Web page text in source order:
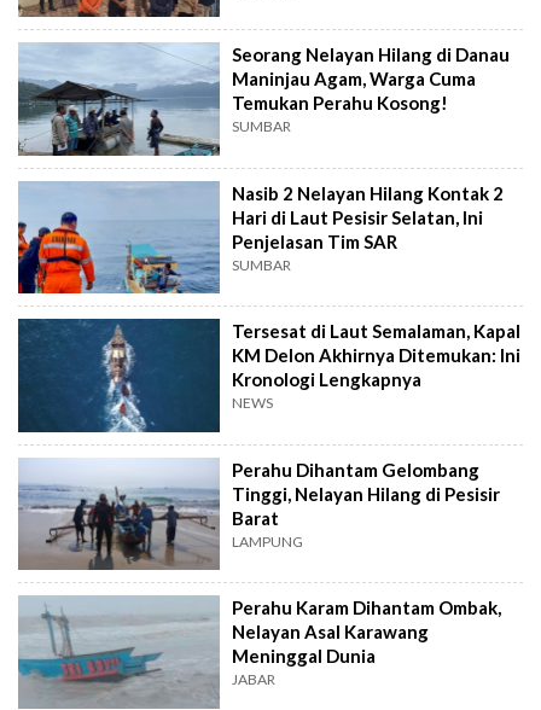
Seorang Nelayan Hilang di Danau
Maninjau Agam, Warga Cuma
Temukan Perahu Kosong!
SUMBAR
Nasib 2 Nelayan Hilang Kontak 2
Hari di Laut Pesisir Selatan, Ini
Penjelasan Tim SAR
SUMBAR
Tersesat di Laut Semalaman, Kapal
KM Delon Akhirnya Ditemukan: Ini
Kronologi Lengkapnya
NEWS
Perahu Dihantam Gelombang
Tinggi, Nelayan Hilang di Pesisir
Barat
LAMPUNG
Perahu Karam Dihantam Ombak,
Nelayan Asal Karawang
Meninggal Dunia
JABAR